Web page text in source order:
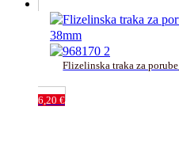
Flizelinska traka za
6,20 €